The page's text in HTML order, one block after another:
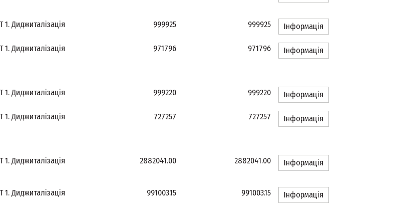
1. Диджиталізація 999925 999925 Інформація
1. Диджиталізація 971796 971796 Інформація
1. Диджиталізація 999220 999220 Інформація
1. Диджиталізація 727257 727257 Інформація
1. Диджиталізація 2882041.00 2882041.00 Інформація
1. Диджиталізація 991003.15 991003.15 Інформація